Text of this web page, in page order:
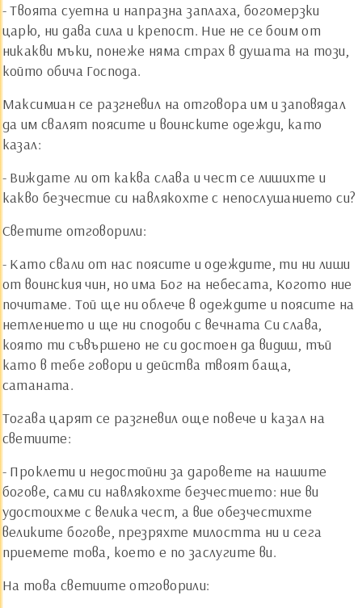
- Твоята суетна и напразна заплаха, богомерзки
царю, ни дава сила и крепост. Ние не се боим от
никакви мъки, понеже няма страх в душата на този,
който обича Господа.
Максимиан се разгневил на отговора им и заповядал
да им свалят поясите и воинските одежди, като
казал:
- Виждате ли от каква слава и чест се лишихте и
какво безчестие си навлякохте с непослушанието си?
Светите отговорили:
- Като свали от нас поясите и одеждите, ти ни лиши
от воинския чин, но има Бог на небесата, Когото ние
почитаме. Той ще ни облече в одеждите и поясите на
нетлението и ще ни сподоби с вечната Си слава,
която ти съвършено не си достоен да видиш, тъй
като в тебе говори и действа твоят баща,
сатаната.
Тогава царят се разгневил още повече и казал на
светиите:
- Проклети и недостойни за даровете на нашите
богове, сами си навлякохте безчестието: ние ви
удостоихме с велика чест, а вие обезчестихте
великите богове, презряхте милостта ни и сега
приемете това, което е по заслугите ви.
На това светиите отговорили: